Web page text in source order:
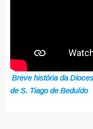
Breve história da
de S. Tiago de Beduído